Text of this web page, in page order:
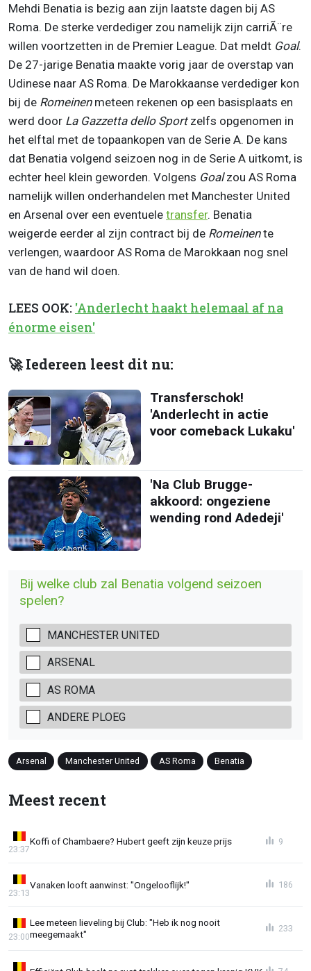
Mehdi Benatia is bezig aan zijn laatste dagen bij AS
Roma. De sterke verdediger zou namelijk zijn carriÃ¨re
willen voortzetten in de Premier League. Dat meldt Goal.
De 27-jarige Benatia maakte vorig jaar de overstap van
Udinese naar AS Roma. De Marokkaanse verdediger kon
bij de Romeinenmeteen rekenen op een basisplaats en
werd door La Gazzetta dello Sportzelfs opgenomen in
het elftal met de topaankopen van de Serie A. De kans
dat Benatia volgend seizoen nog in de Serie A uitkomt, is
echter heel klein geworden. Volgens Goalzou AS Roma
namelijk willen onderhandelen met Manchester United
en Arsenal over een eventuele transfer. Benatia
weigerde eerder al zijn contract bij de Romeinente
verlengen, waardoor AS Roma de Marokkaan nog snel
van de hand wil doen.
LEES OOK: 'Anderlecht haakt helemaal af na
énorme eisen'
🚀 Iedereen leest dit nu:
Transferschok!
'Anderlecht in actie
voor comeback Lukaku'
'Na Club Brugge-
akkoord: ongeziene
wending rond Adedeji'
Bij welke club zal Benatia volgend seizoen
spelen?
MANCHESTER UNITED
ARSENAL
AS ROMA
ANDERE PLOEG
Arsenal Manchester United AS Roma Benatia
Meest recent
Koffi of Chambaere? Hubert geeft zijn keuze prijs
23:37
9
Vanaken looft aanwinst: "Ongelooflijk!"
23:13
186
Lee meteen lieveling bij Club: "Heb ik nog nooit
meegemaakt"
23:00
233